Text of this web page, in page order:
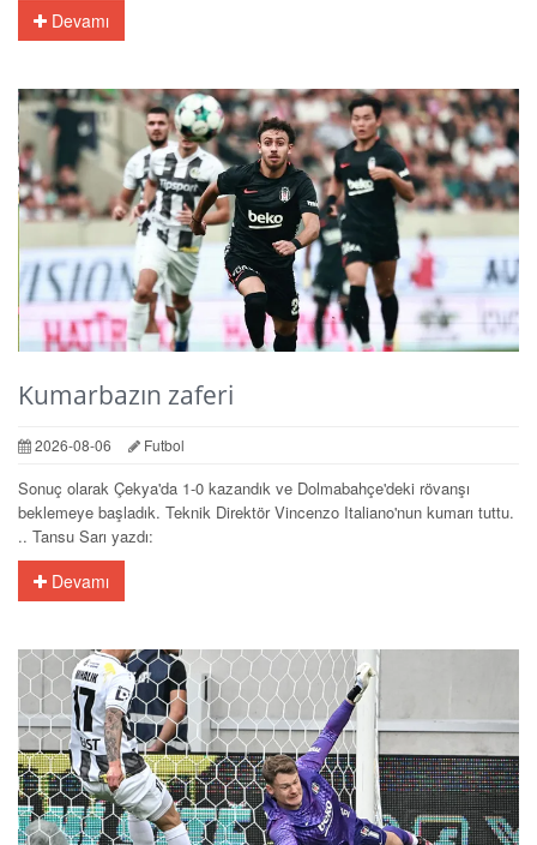
Devamı
Kumarbazın zaferi
2026-08-06 Futbol
Sonuç olarak Çekya'da 1-0 kazandık ve Dolmabahçe'deki rövanşı
beklemeye başladık. Teknik Direktör Vincenzo Italiano'nun kumarı tuttu.
.. Tansu Sarı yazdı:
Devamı